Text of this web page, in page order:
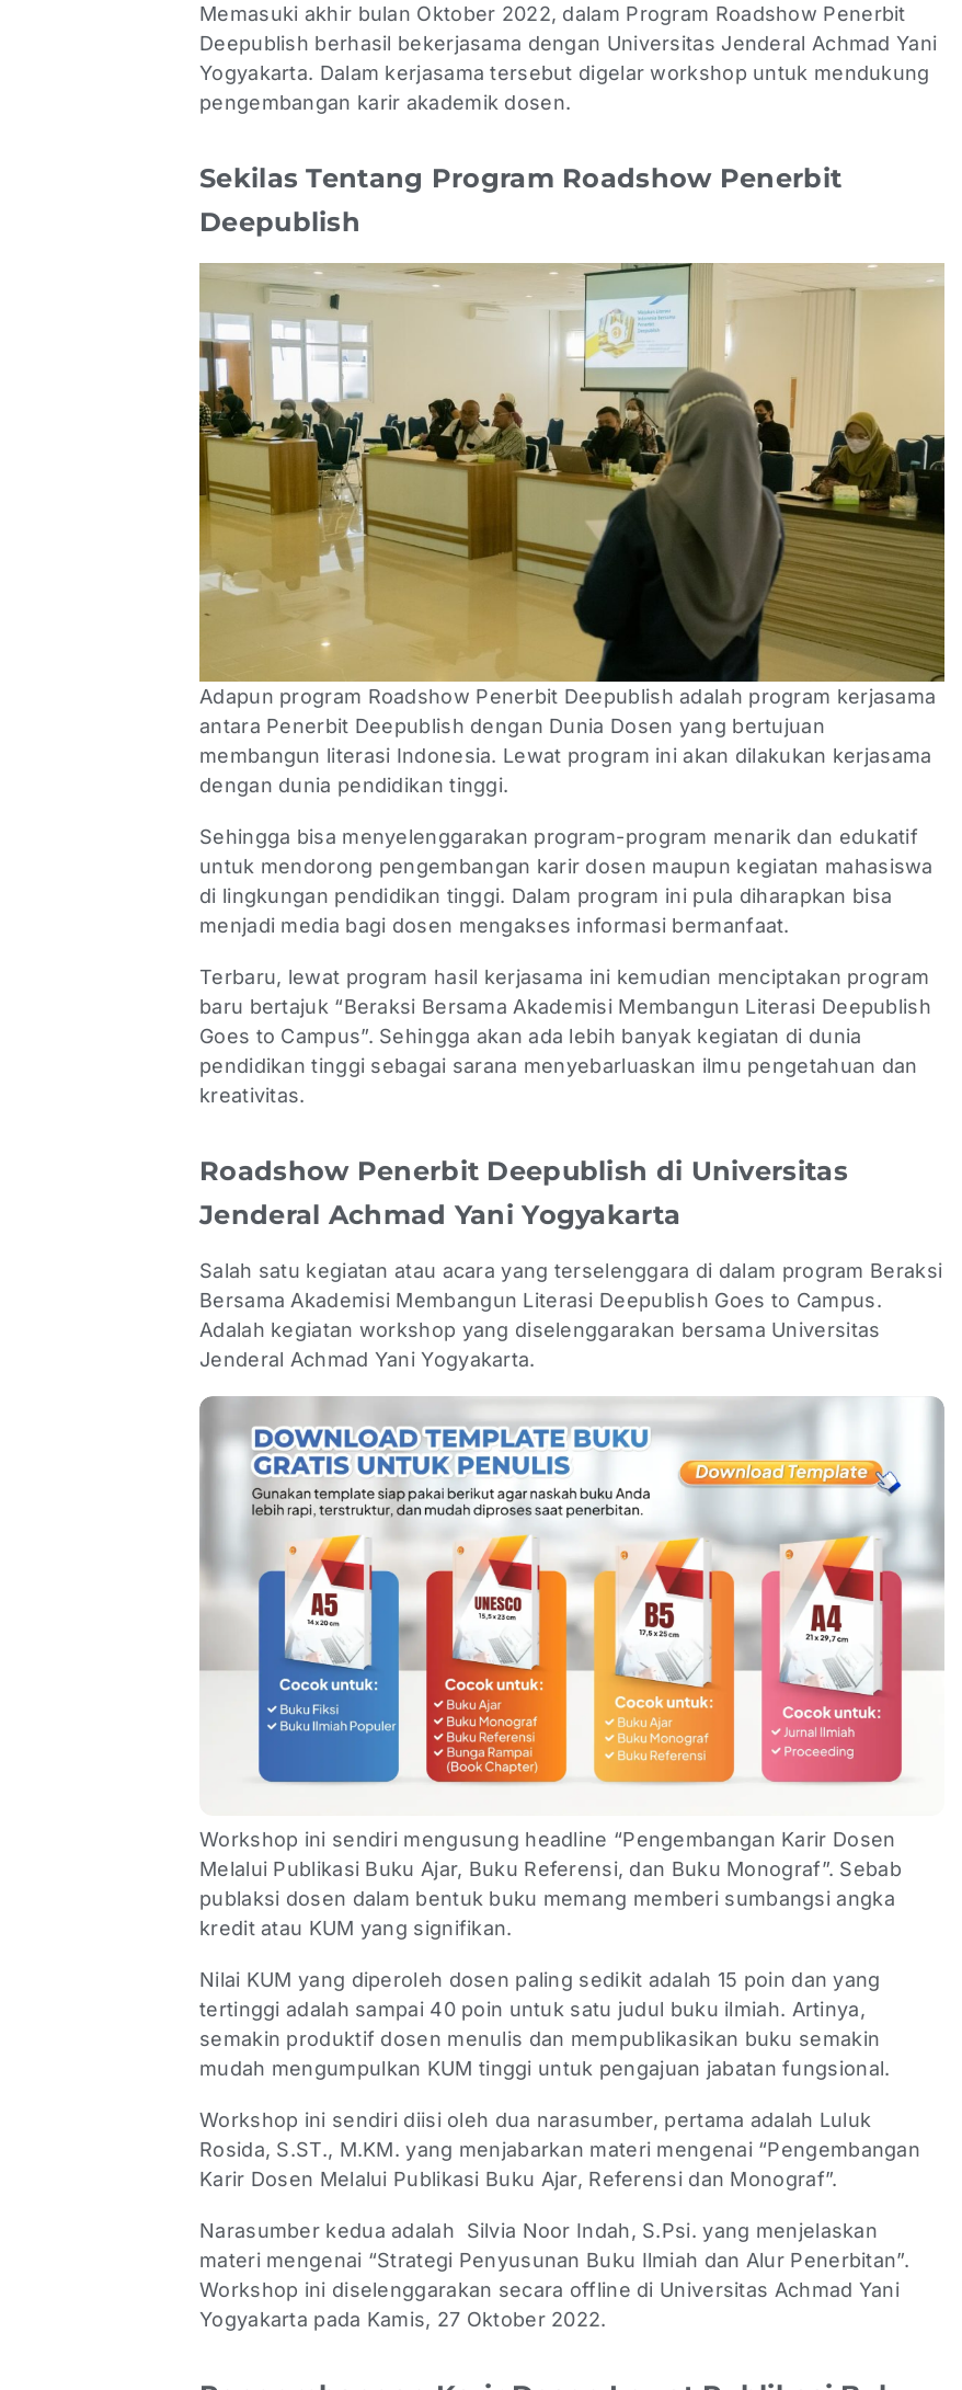
Memasuki akhir bulan Oktober 2022, dalam Program Roadshow Penerbit
Deepublish berhasil bekerjasama dengan Universitas Jenderal Achmad Yani
Yogyakarta. Dalam kerjasama tersebut digelar workshop untuk mendukung
pengembangan karir akademik dosen.
Sekilas Tentang Program Roadshow Penerbit
Deepublish
Adapun program Roadshow Penerbit Deepublish adalah program kerjasama
antara Penerbit Deepublish dengan Dunia Dosen yang bertujuan
membangun literasi Indonesia. Lewat program ini akan dilakukan kerjasama
dengan dunia pendidikan tinggi.
Sehingga bisa menyelenggarakan program-program menarik dan edukatif
untuk mendorong pengembangan karir dosen maupun kegiatan mahasiswa
di lingkungan pendidikan tinggi. Dalam program ini pula diharapkan bisa
menjadi media bagi dosen mengakses informasi bermanfaat.
Terbaru, lewat program hasil kerjasama ini kemudian menciptakan program
baru bertajuk “Beraksi Bersama Akademisi Membangun Literasi Deepublish
Goes to Campus”. Sehingga akan ada lebih banyak kegiatan di dunia
pendidikan tinggi sebagai sarana menyebarluaskan ilmu pengetahuan dan
kreativitas.
Roadshow Penerbit Deepublish di Universitas
Jenderal Achmad Yani Yogyakarta
Salah satu kegiatan atau acara yang terselenggara di dalam program Beraksi
Bersama Akademisi Membangun Literasi Deepublish Goes to Campus.
Adalah kegiatan workshop yang diselenggarakan bersama Universitas
Jenderal Achmad Yani Yogyakarta.
Workshop ini sendiri mengusung headline “Pengembangan Karir Dosen
Melalui Publikasi Buku Ajar, Buku Referensi, dan Buku Monograf”. Sebab
publaksi dosen dalam bentuk buku memang memberi sumbangsi angka
kredit atau KUM yang signifikan.
Nilai KUM yang diperoleh dosen paling sedikit adalah 15 poin dan yang
tertinggi adalah sampai 40 poin untuk satu judul buku ilmiah. Artinya,
semakin produktif dosen menulis dan mempublikasikan buku semakin
mudah mengumpulkan KUM tinggi untuk pengajuan jabatan fungsional.
Workshop ini sendiri diisi oleh dua narasumber, pertama adalah Luluk
Rosida, S.ST., M.KM. yang menjabarkan materi mengenai “Pengembangan
Karir Dosen Melalui Publikasi Buku Ajar, Referensi dan Monograf”.
Narasumber kedua adalah Silvia Noor Indah, S.Psi. yang menjelaskan
materi mengenai “Strategi Penyusunan Buku Ilmiah dan Alur Penerbitan”.
Workshop ini diselenggarakan secara offline di Universitas Achmad Yani
Yogyakarta pada Kamis, 27 Oktober 2022.